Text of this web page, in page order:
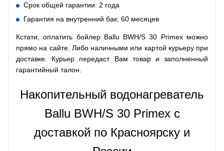
Срок общей гарантии: 2 года
Гарантия на внутренний бак: 60 месяцев
Кстати, оплатить бойлер Ballu BWH/S 30 Primex можно
прямо на сайте. Либо наличными или картой курьеру при
доставке. Курьер передаст Вам товар и заполненный
гарантийный талон.
Накопительный водонагреватель
Ballu BWH/S 30 Primex с
доставкой по Красноярску и